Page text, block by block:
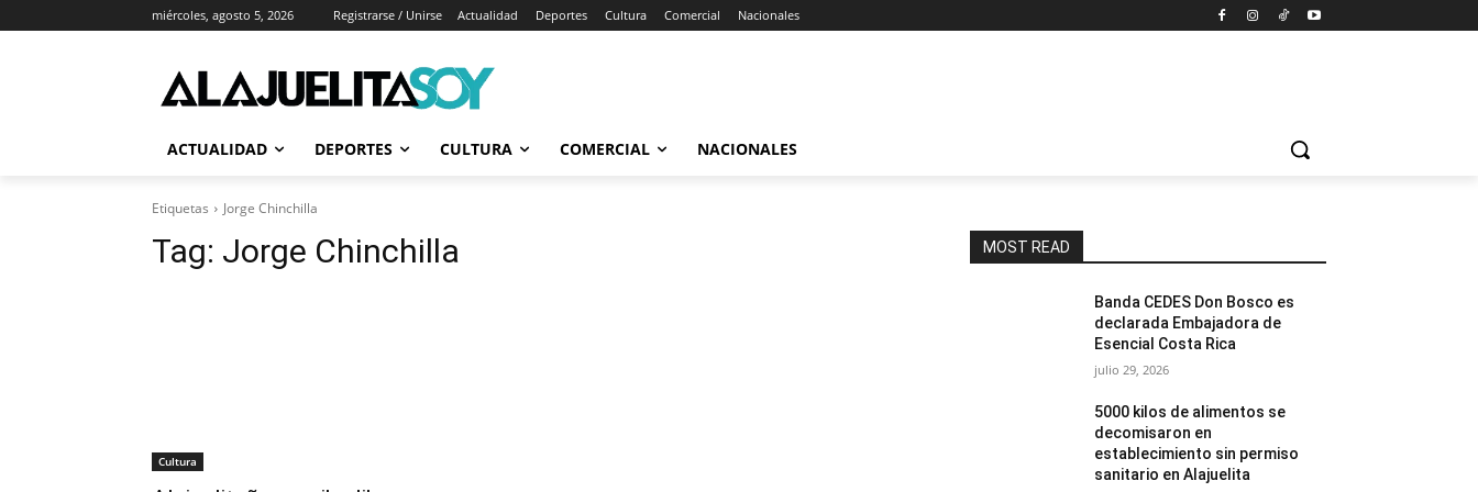
miércoles, agosto 5, 2026 Registrarse / Unirse Actualidad Deportes Cultura Comercial Nacionales
ACTUALIDAD DEPORTES CULTURA COMERCIAL NACIONALES
Etiquetas Jorge Chinchilla
Tag: Jorge Chinchilla
Cultura
MOST READ
Banda CEDES Don Bosco es
declarada Embajadora de
Esencial Costa Rica
julio 29, 2026
5000 kilos de alimentos se
decomisaron en
establecimiento sin permiso
sanitario en Alajuelita